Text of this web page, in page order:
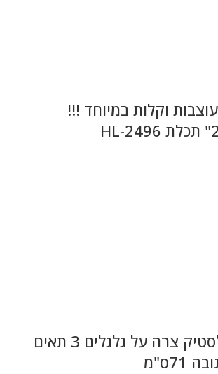
מעוצבות וקלות במיוחד !!!
כוננית לבנה פלסטיק צרה על גלגלים 3 תאים